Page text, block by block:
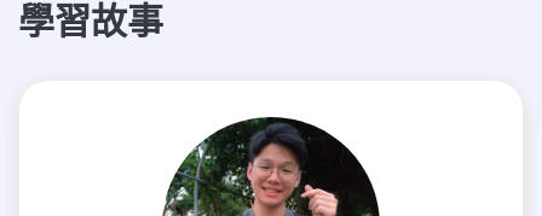
學習故事